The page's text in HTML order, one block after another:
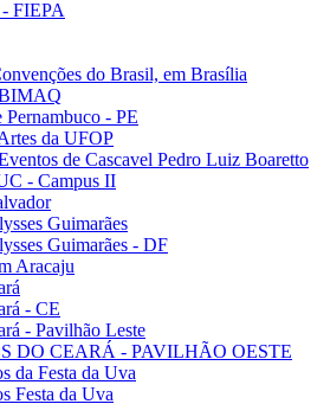
FIEPA
do Brasil, em Brasília
Pernambuco - PE
da UFOP
de Cascavel Pedro Luiz Boaretto
- Campus II
Guimarães
Guimarães - DF
Aracaju
- CE
- Pavilhão Leste
DO CEARÁ - PAVILHÃO OESTE
da Festa da Uva
Festa da Uva